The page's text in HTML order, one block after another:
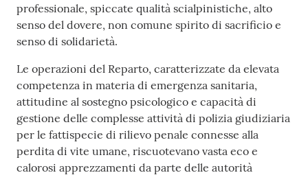
professionale, spiccate qualità scialpinistiche, alto
senso del dovere, non comune spirito di sacrificio e
senso di solidarietà.
Le operazioni del Reparto, caratterizzate da elevata
competenza in materia di emergenza sanitaria,
attitudine al sostegno psicologico e capacità di
gestione delle complesse attività di polizia giudiziaria
per le fattispecie di rilievo penale connesse alla
perdita di vite umane, riscuotevano vasta eco e
calorosi apprezzamenti da parte delle autorità